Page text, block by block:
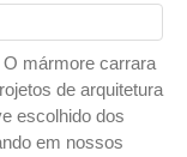
mármore carrara
de arquitetura
escolhido dos
em nossos